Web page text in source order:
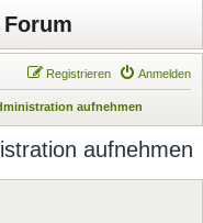
Anmelden
Registrieren
aufnehmen
aufnehmen